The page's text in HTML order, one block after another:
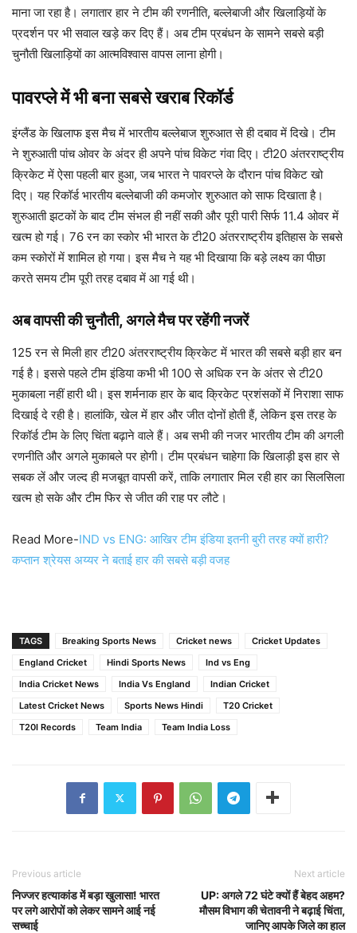
माना जा रहा है। लगातार हार ने टीम की रणनीति, बल्लेबाजी और खिलाड़ियों के
प्रदर्शन पर भी सवाल खड़े कर दिए हैं। अब टीम प्रबंधन के सामने सबसे बड़ी
चुनौती खिलाड़ियों का आत्मविश्वास वापस लाना होगी।
पावरप्ले में भी बना सबसे खराब रिकॉर्ड
इंग्लैंड के खिलाफ इस मैच में भारतीय बल्लेबाज शुरुआत से ही दबाव में दिखे। टीम
ने शुरुआती पांच ओवर के अंदर ही अपने पांच विकेट गंवा दिए। टी20 अंतरराष्ट्रीय
क्रिकेट में ऐसा पहली बार हुआ, जब भारत ने पावरप्ले के दौरान पांच विकेट खो
दिए। यह रिकॉर्ड भारतीय बल्लेबाजी की कमजोर शुरुआत को साफ दिखाता है।
शुरुआती झटकों के बाद टीम संभल ही नहीं सकी और पूरी पारी सिर्फ 11.4 ओवर में
खत्म हो गई। 76 रन का स्कोर भी भारत के टी20 अंतरराष्ट्रीय इतिहास के सबसे
कम स्कोरों में शामिल हो गया। इस मैच ने यह भी दिखाया कि बड़े लक्ष्य का पीछा
करते समय टीम पूरी तरह दबाव में आ गई थी।
अब वापसी की चुनौती, अगले मैच पर रहेंगी नजरें
125 रन से मिली हार टी20 अंतरराष्ट्रीय क्रिकेट में भारत की सबसे बड़ी हार बन
गई है। इससे पहले टीम इंडिया कभी भी 100 से अधिक रन के अंतर से टी20
मुकाबला नहीं हारी थी। इस शर्मनाक हार के बाद क्रिकेट प्रशंसकों में निराशा साफ
दिखाई दे रही है। हालांकि, खेल में हार और जीत दोनों होती हैं, लेकिन इस तरह के
रिकॉर्ड टीम के लिए चिंता बढ़ाने वाले हैं। अब सभी की नजर भारतीय टीम की अगली
रणनीति और अगले मुकाबले पर होगी। टीम प्रबंधन चाहेगा कि खिलाड़ी इस हार से
सबक लें और जल्द ही मजबूत वापसी करें, ताकि लगातार मिल रही हार का सिलसिला
खत्म हो सके और टीम फिर से जीत की राह पर लौटे।
Read More-IND vs ENG: आखिर टीम इंडिया इतनी बुरी तरह क्यों हारी?
कप्तान श्रेयस अय्यर ने बताई हार की सबसे बड़ी वजह
TAGS Breaking Sports News Cricket news
Cricket Updates
England Cricket
Hindi Sports News
Ind vs Eng
India Cricket News
India Vs England
Indian Cricket
Latest Cricket News
Sports News Hindi
T20 Cricket
T20I Records
Team India Team India Loss
Previous article
निज्जर हत्याकांड में बड़ा खुलासा! भारत
पर लगे आरोपों को लेकर सामने आई नई
सच्चाई
Next article
UP: अगले 72 घंटे क्यों हैं बेहद अहम?
मौसम विभाग की चेतावनी ने बढ़ाई चिंता,
जानिए आपके जिले का हाल